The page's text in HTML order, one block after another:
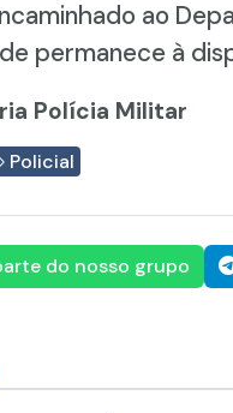
ao
permanece à
Polícia Militar
Policial
do nosso grupo